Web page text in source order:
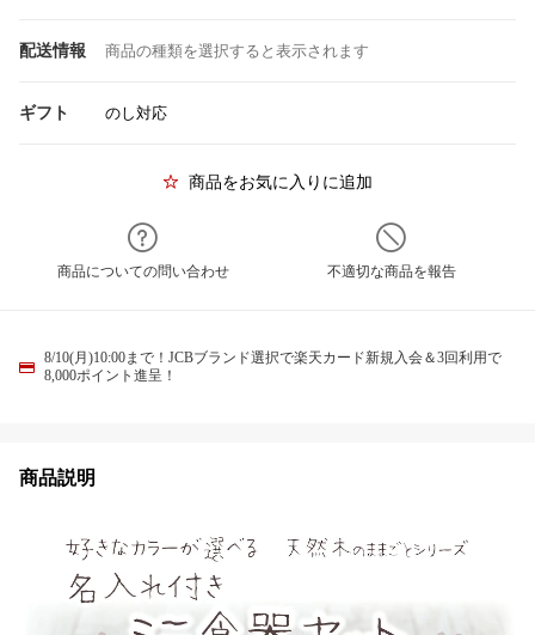
配送情報 商品の種類を選択すると表示されます
ギフト のし対応
商品をお気に入りに追加
商品についての問い合わせ 不適切な商品を報告
8/10(月)10:00まで！JCBブランド選択で楽天カード新規入会＆3回利用で
8,000ポイント進呈！
商品説明